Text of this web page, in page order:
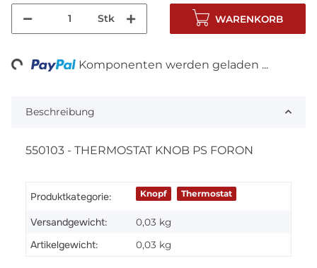
Stk WARENKORB
Komponenten werden geladen ...
Beschreibung
550103 - THERMOSTAT KNOB PS FORON
Produktkategorie: Knopf Thermostat
Versandgewicht: 0,03 kg
Artikelgewicht: 0,03 kg